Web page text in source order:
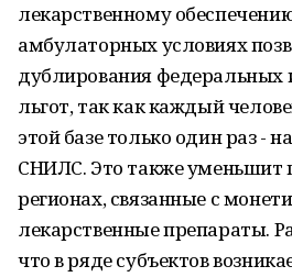
лекарственному
амбулаторных условиях
дублирования федеральных
льгот, так как каждый
этой базе только один раз -
СНИЛС. Это также уменьшит
регионах, связанные с
лекарственные препараты.
что в ряде субъектов